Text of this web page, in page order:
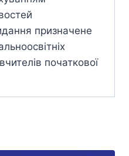
призначене
початкової